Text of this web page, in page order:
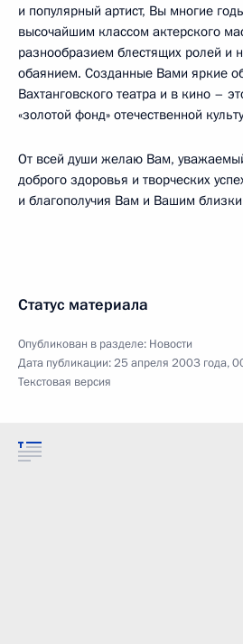
и популярный артист, Вы многие
высочайшим классом актерского
разнообразием блестящих ролей и
обаянием. Созданные Вами яркие
Вахтанговского театра и в кино –
«золотой фонд» отечественной
От всей души желаю Вам,
доброго здоровья и творческих
и благополучия Вам и Вашим
Статус материала
Опубликован в разделе: Новости
Дата публикации:25 апреля 2003 года,
Текстовая версия